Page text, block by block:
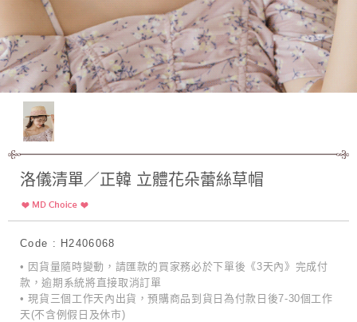
洛儀清單／正韓 立體花朵蕾絲草帽
Code : H2406068
• 因貨量隨時變動，請匯款的買家務必於下單後《3天內》完成付
款，逾期系統將直接取消訂單
• 現貨三個工作天內出貨，預購商品到貨日為付款日後7-30個工作
天(不含例假日及休市)